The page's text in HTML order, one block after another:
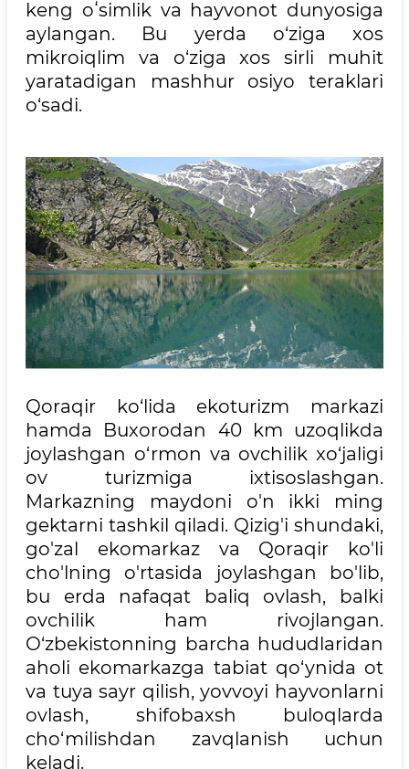
keng oʻsimlik va hayvonot dunyosiga
aylangan. Bu yerda o‘ziga xos
mikroiqlim va o‘ziga xos sirli muhit
yaratadigan mashhur osiyo teraklari
o‘sadi.
Qoraqir ko‘lida ekoturizm markazi
hamda Buxorodan 40 km uzoqlikda
joylashgan o‘rmon va ovchilik xo‘jaligi
ov turizmiga ixtisoslashgan.
Markazning maydoni o'n ikki ming
gektarni tashkil qiladi. Qizig'i shundaki,
go'zal ekomarkaz va Qoraqir ko'li
cho'lning o'rtasida joylashgan bo'lib,
bu erda nafaqat baliq ovlash, balki
ovchilik ham rivojlangan.
O‘zbekistonning barcha hududlaridan
aholi ekomarkazga tabiat qo‘ynida ot
va tuya sayr qilish, yovvoyi hayvonlarni
ovlash, shifobaxsh buloqlarda
cho‘milishdan zavqlanish uchun
keladi.